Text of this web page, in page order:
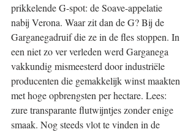
prikkelende G-spot: de Soave-appelatie
nabij Verona. Waar zit dan de G? Bij de
Garganegadruif die ze in de fles stoppen. In
een niet zo ver verleden werd Garganega
vakkundig mismeesterd door industriële
producenten die gemakkelijk winst maakten
met hoge opbrengsten per hectare. Lees:
zure transparante flutwijntjes zonder enige
smaak. Nog steeds vlot te vinden in de